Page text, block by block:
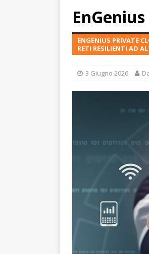
ENGENIUS PRIVATE
RETI RESILIENTI AD
3 Giugno 2026